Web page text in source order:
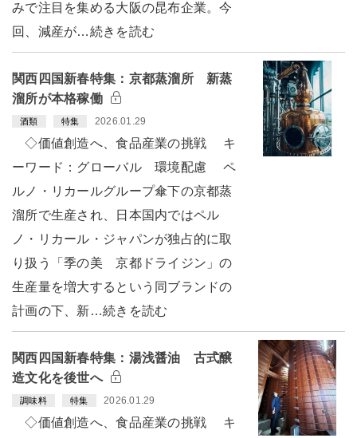
みで注目を集める大阪の昆布企業。今
回、減産が…続きを読む
関西四国新春特集：京都蒸溜所 新蒸
溜所が本格稼働
酒類 特集 2026.01.29
◇価値創造へ、食品産業の挑戦 キ
ーワード：グローバル 環境配慮 ペ
ルノ・リカールグループ傘下の京都蒸
溜所で生産され、日本国内ではペル
ノ・リカール・ジャパンが独占的に取
り扱う「季の美 京都ドライジン」の
生産量を増大するという同ブランドの
計画の下、新…続きを読む
関西四国新春特集：湯浅醤油 古式醸
造文化を後世へ
調味料 特集 2026.01.29
◇価値創造へ、食品産業の挑戦 キ